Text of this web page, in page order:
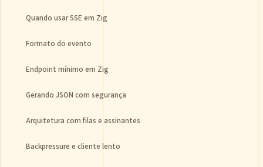
Quando usar SSE em Zig
Formato do evento
Endpoint mínimo em Zig
Gerando JSON com segurança
Arquitetura com filas e assinantes
Backpressure e cliente lento